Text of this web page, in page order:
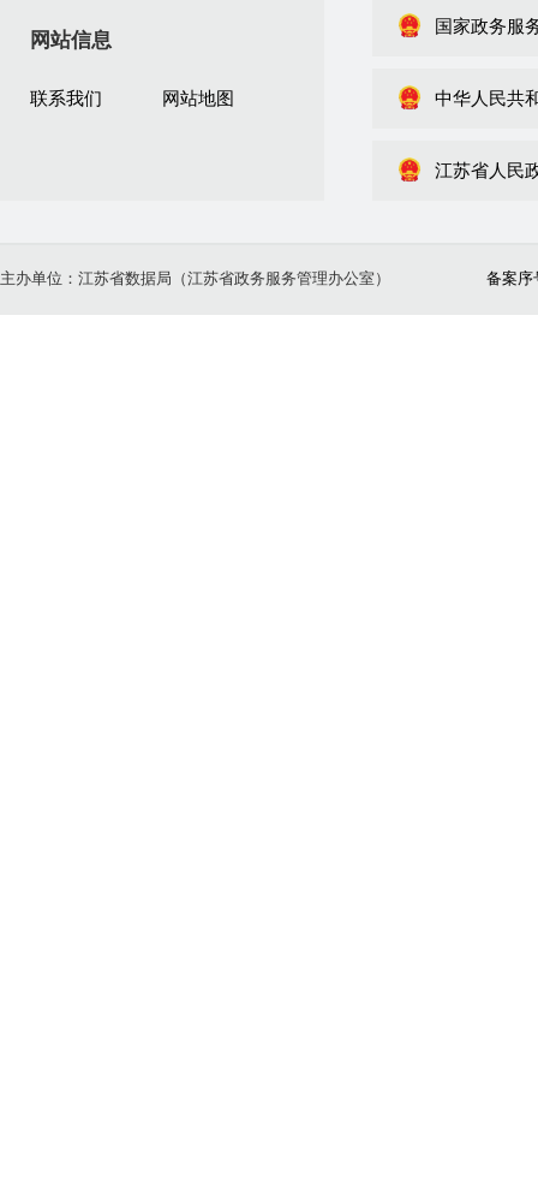
网站信息
联系我们 网站地图
国家政务服
中华人民共
江苏省人民
主办单位：江苏省数据局（江苏省政务服务管理办公室） 备案序